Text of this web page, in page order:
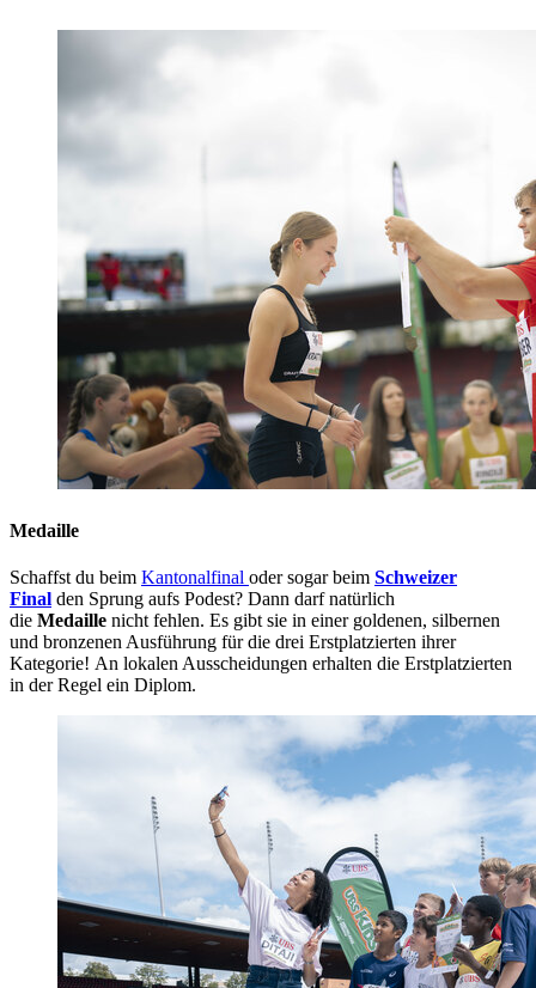
Medaille
Schaffst du beim Kantonalfinal oder sogar beim Schweizer
Final den Sprung aufs Podest? Dann darf natürlich
die Medaille nicht fehlen. Es gibt sie in einer goldenen, silbernen
und bronzenen Ausführung für die drei Erstplatzierten ihrer
Kategorie! An lokalen Ausscheidungen erhalten die Erstplatzierten
in der Regel ein Diplom.